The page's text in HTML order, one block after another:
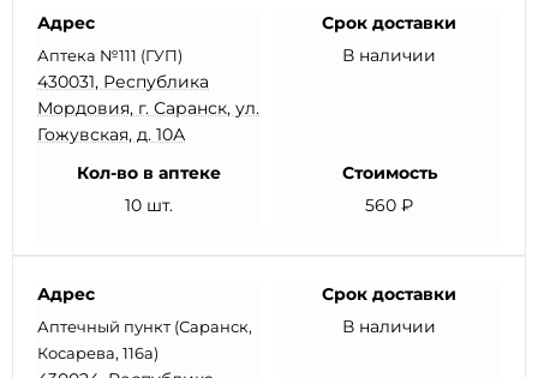
Адрес
Аптека №111 (ГУП)
430031, Республика
Мордовия, г. Саранск, ул.
Гожувская, д. 10А
Срок доставки
В наличии
Кол-во в аптеке
10 шт.
Стоимость
560 ₽
Адрес
Аптечный пункт (Саранск,
Косарева, 116а)
Срок доставки
В наличии